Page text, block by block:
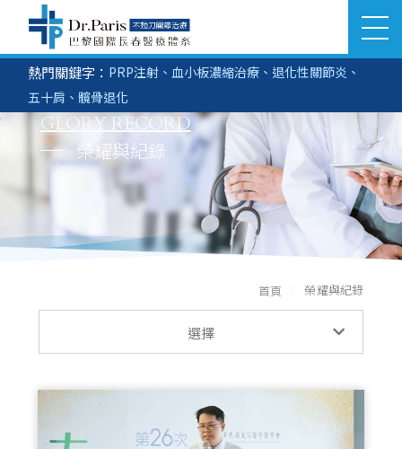
桃園醫學美容減肥診所關節注射
立即搜尋
關於巴黎國際
推薦分院
醫療團隊
服務項目
榮耀與紀錄
熱門關鍵字： PRP注射 、血小板濃縮治療 、 退化性關節炎 、
五十肩 、髖骨退化
GLORY RECORD
榮耀與紀錄
首頁 榮耀與紀錄
選擇